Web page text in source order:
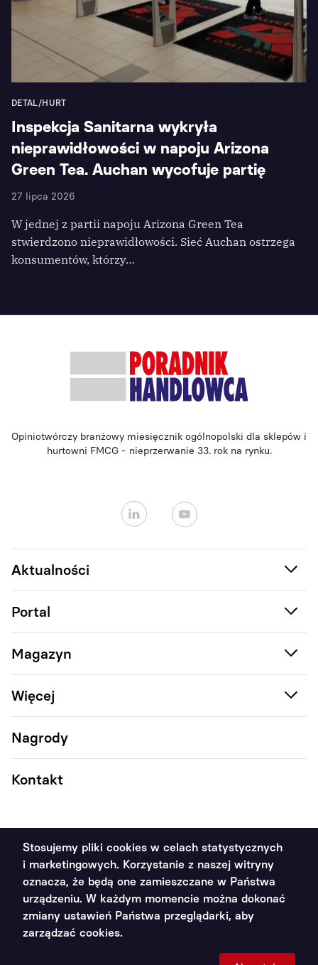
DETAL/HURT
Inspekcja Sanitarna wykryła
nieprawidłowości w napoju Arizona
Green Tea. Auchan wycofuje partię
27 lipca 2026
W jednej z partii napoju Arizona Green Tea
stwierdzono nieprawidłowości. Sieć Auchan ostrzega
konsumentów, którzy…
Opiniotwórczy branżowy miesięcznik ogólnopolski dla sklepów i
hurtowni FMCG - nieprzerwanie 33. rok na rynku.
Aktualności
Portal
Magazyn
Więcej
Nagrody
Kontakt
2011 - 2026 Poradnik Handlowca ©. Wszystkie prawa
zastrzeżone
Polityka prywatności
Stosujemy pliki cookies w celach statystycznych
i marketingowych. Korzystanie z naszej witryny
oznacza, że będą one zamieszczane w Państwa
urządzeniu. W każdym momencie można dokonać
zmiany ustawień Państwa przeglądarki, aby
zarządzać cookies.